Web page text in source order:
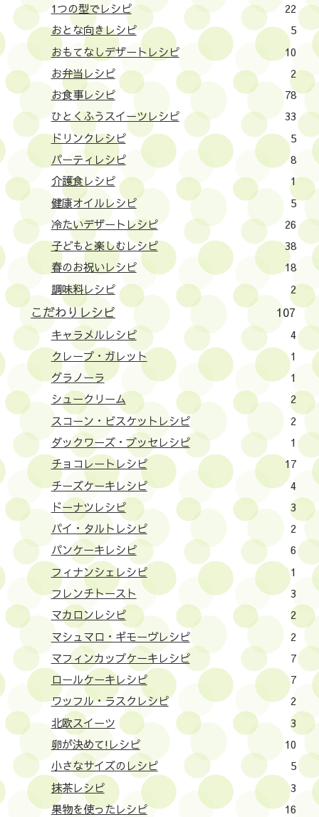
1つの型でレシピ
22
おとな向きレシピ
5
おもてなしデザートレシピ
10
お弁当レシピ
2
お食事レシピ
78
ひとくふうスイーツレシピ
33
ドリンクレシピ
5
パーティレシピ
8
介護食レシピ
1
健康オイルレシピ
5
冷たいデザートレシピ
26
子どもと楽しむレシピ
38
春のお祝いレシピ
18
調味料レシピ
2
こだわりレシピ 107
キャラメルレシピ
4
クレープ・ガレット
1
グラノーラ
1
シュークリーム
2
スコーン・ビスケットレシピ
2
ダックワーズ・ブッセレシピ
1
チョコレートレシピ
17
チーズケーキレシピ
4
ドーナツレシピ
3
パイ・タルトレシピ
2
パンケーキレシピ
6
フィナンシェレシピ
1
フレンチトースト
3
マカロンレシピ
2
マシュマロ・ギモーヴレシピ
2
マフィンカップケーキレシピ
7
ロールケーキレシピ
7
ワッフル・ラスクレシピ
2
北欧スイーツ
3
卵が決めて!レシピ
10
小さなサイズのレシピ
5
抹茶レシピ
3
果物を使ったレシピ
16